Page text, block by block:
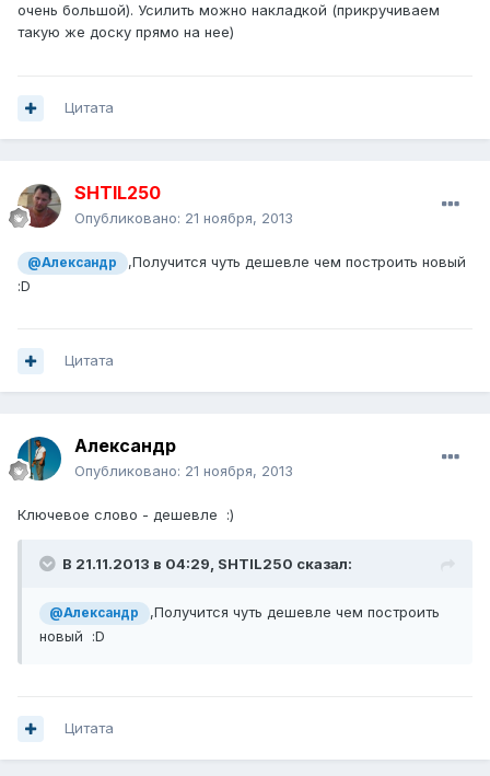
очень большой). Усилить можно накладкой (прикручиваем
такую же доску прямо на нее)
Цитата
SHTIL250
Опубликовано: 21 ноября, 2013
@Александр
,Получится чуть дешевле чем построить новый
:D
Цитата
Александр
Опубликовано: 21 ноября, 2013
Ключевое слово - дешевле :)
В 21.11.2013 в 04:29, SHTIL250 сказал:
@Александр
,Получится чуть дешевле чем построить
новый :D
Цитата